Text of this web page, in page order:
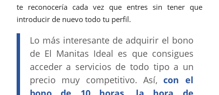
te reconocería cada vez que entres sin tener que
introducir de nuevo todo tu perfil.
Lo más interesante de adquirir el bono
de El Manitas Ideal es que consigues
acceder a servicios de todo tipo a un
precio muy competitivo. Así,con el